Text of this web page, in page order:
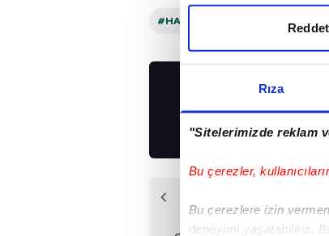
Rıza
"Sitelerimizde reklam
Bu çerezler,
Bu çerezlere izin
deneyimi yaşatabiliriz.
Reddet
#HAKIM ZIYECH #UEFA
İNDİRİN!
Kerem Filistinli